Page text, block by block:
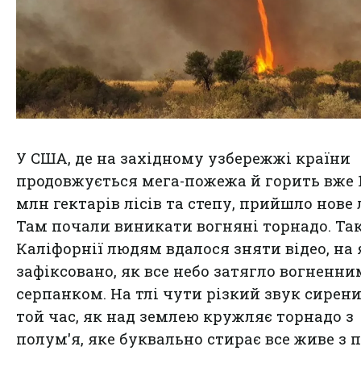
У США, де на західному узбережжі країни
продовжується мега-пожежа й горить вже
млн гектарів лісів та степу, прийшло нове
Там почали виникати вогняні торнадо.
Каліфорнії людям вдалося зняти відео,
зафіксовано, як все небо затягло
серпанком. На тлі чути різкий звук
той час, як над землею кружляє торнадо з
полум'я, яке буквально стирає все живе з